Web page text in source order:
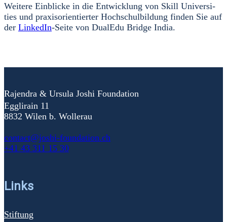
Wei­te­re Ein­bli­cke in die Ent­wick­lung von Skill Uni­ver­si­
ties und pra­xis­ori­en­tier­ter Hoch­schul­bil­dung fin­den Sie auf
der Lin­ke­dIn-Sei­te von Dua­lEdu Bridge India.
Rajendra & Ursula Joshi Foundation
Egglirain 11
8832 Wilen b. Wollerau
contact@joshi-foundation.ch
+41 43 311 15 30
Links
Stiftung